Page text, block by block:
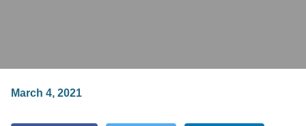
March 4, 2021